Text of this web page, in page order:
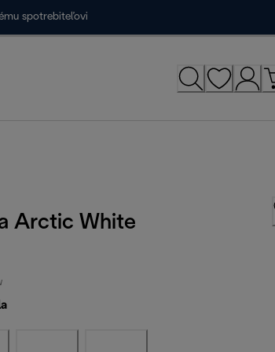
spotrebiteľovi
Arctic White